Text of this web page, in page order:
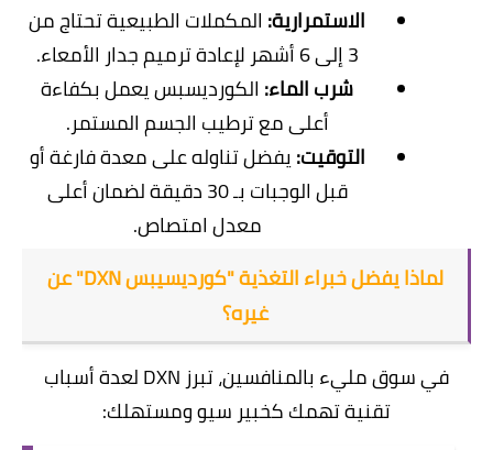
الاستمرارية: المكملات الطبيعية تحتاج من
3 إلى 6 أشهر لإعادة ترميم جدار الأمعاء.
شرب الماء: الكورديسبس يعمل بكفاءة
أعلى مع ترطيب الجسم المستمر.
التوقيت:يفضل تناوله على معدة فارغة أو
قبل الوجبات بـ 30 دقيقة لضمان أعلى
معدل امتصاص.
لماذا يفضل خبراء التغذية "كورديسيبس DXN" عن
غيره؟
​في سوق مليء بالمنافسين، تبرز DXN لعدة أسباب
تقنية تهمك كخبير سيو ومستهلك: